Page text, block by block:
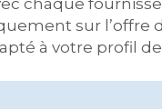
chaque
sur l’offre
à votre profil